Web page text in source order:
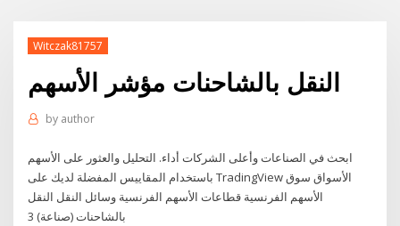
Witczak81757
النقل بالشاحنات مؤشر الأسهم
by author
ابحث في الصناعات وأعلى الشركات أداء. التحليل والعثور على الأسهم
باستخدام المقاييس المفضلة لديك على TradingView الأسواق سوق
الأسهم الفرنسية قطاعات الأسهم الفرنسية وسائل النقل النقل
بالشاحنات (صناعة) 3